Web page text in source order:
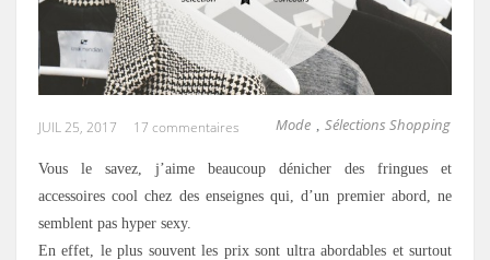
Mode Sélections Shopping
JUIL 25, 2017 17 commentaires
Vous le savez, j’aime beaucoup dénicher des fringues et
accessoires cool chez des enseignes qui, d’un premier abord, ne
semblent pas hyper sexy.
En effet, le plus souvent les prix sont ultra abordables et surtout